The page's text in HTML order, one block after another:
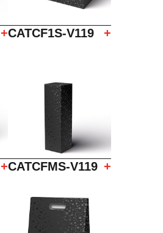
+CATCF1S-V119 +
+CATCFMS-V119 +